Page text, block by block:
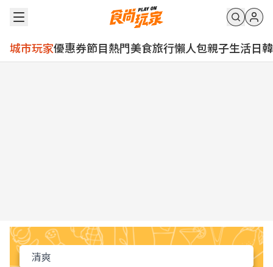
城市玩家優惠券節目熱門美食旅行懶人包親子生活日韓